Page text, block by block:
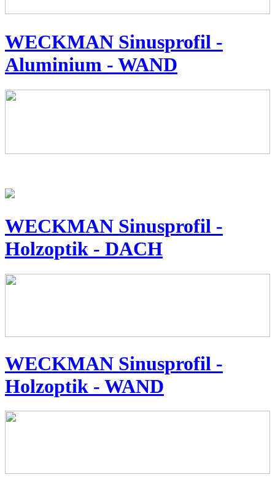
WECKMAN Sinusprofil -
Aluminium - WAND
WECKMAN Sinusprofil -
Holzoptik - DACH
WECKMAN Sinusprofil -
Holzoptik - WAND